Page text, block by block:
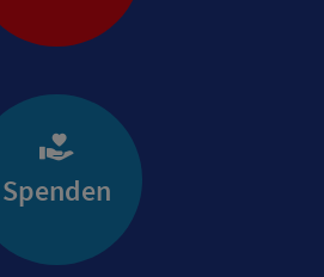
Spenden